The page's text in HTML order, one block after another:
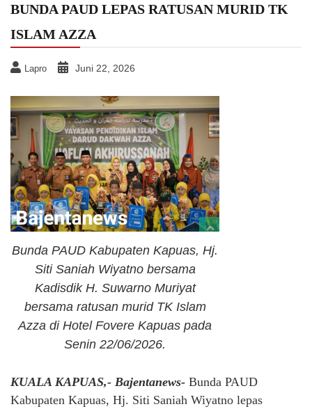
BUNDA PAUD LEPAS RATUSAN MURID TK
ISLAM AZZA
Lapro Juni 22, 2026
Bunda PAUD Kabupaten Kapuas, Hj.
Siti Saniah Wiyatno bersama
Kadisdik H. Suwarno Muriyat
bersama ratusan murid TK Islam
Azza di Hotel Fovere Kapuas pada
Senin 22/06/2026.
KUALA KAPUAS,- Bajentanews- Bunda PAUD
Kabupaten Kapuas, Hj. Siti Saniah Wiyatno lepas